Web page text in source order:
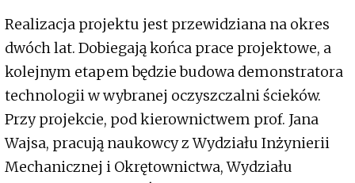
Realizacja projektu jest przewidziana na okres
dwóch lat. Dobiegają końca prace projektowe, a
kolejnym etapem będzie budowa demonstratora
technologii w wybranej oczyszczalni ścieków.
Przy projekcie, pod kierownictwem prof. Jana
Wajsa, pracują naukowcy z Wydziału Inżynierii
Mechanicznej i Okrętownictwa, Wydziału